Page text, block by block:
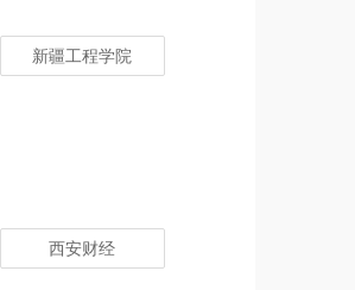
新疆工程学院
西安财经